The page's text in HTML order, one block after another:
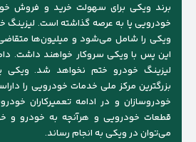
برند ویکی برای سهولت خرید و فروش
خودرویی پا به عرصه گذاشته است. لیزینگ
ویکی را شامل می‌شود و میلیون‌ها
این پس با ویکی سروکار خواهند داشت.
لیزینگ خودرو ختم نخواهد شد. ویکی
بزرگترین مرکز ملی خدمات خودرویی را
خودروسازان و در ادامه تعمیرکاران
قطعات خودرویی و هرآنچه به خودرو و
می‌توان در ویکی به انجام رساند.